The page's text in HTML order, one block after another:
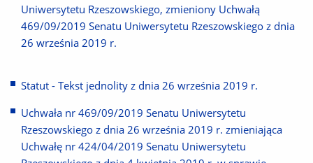
Uniwersytetu Rzeszowskiego, zmieniony Uchwałą
469/09/2019 Senatu Uniwersytetu Rzeszowskiego z dnia
26 września 2019 r.
Statut - Tekst jednolity z dnia 26 września 2019 r.
Uchwała nr 469/09/2019 Senatu Uniwersytetu
Rzeszowskiego z dnia 26 września 2019 r. zmieniająca
Uchwałę nr 424/04/2019 Senatu Uniwersytetu